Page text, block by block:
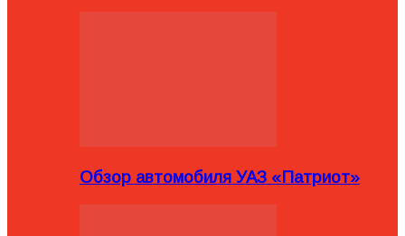
Обзор автомобиля УАЗ «Патриот»